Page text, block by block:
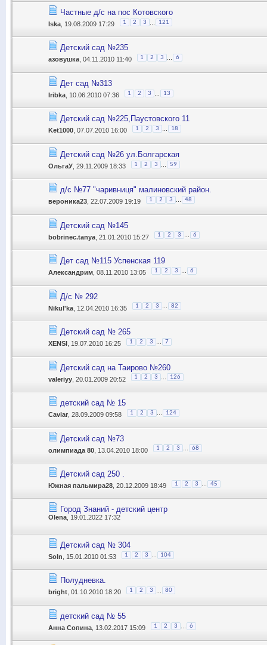
Частные д/с на пос Котовского
Iska , 19.08.2009 17:29 1 2 3 121
Детский сад №235
азовушка , 04.11.2010 11:40 1 2 3 6
Дет сад №313
Iribka , 10.06.2010 07:36 1 2 3 13
Детский сад №225,Паустовского 11
Ket1000 , 07.07.2010 16:00 1 2 3 18
Детский сад №26 ул.Болгарская
ОльгаУ , 29.11.2009 18:33 1 2 3 59
д/с №77 "чаривниця" малиновский район.
вероника23 , 22.07.2009 19:19 1 2 3 48
Детский сад №145
bobrinec.tanya , 21.01.2010 15:27 1 2 3 ... 6
Дет сад №115 Успенская 119
Александрим , 08.11.2010 13:05 1 2 3 6
Д/с № 292
Nikul'ka , 12.04.2010 16:35 1 2 3 ... 82
Детский сад № 265
XENSI , 19.07.2010 16:25 1 2 3 7
Детский сад на Таирово №260
valeriyy , 20.01.2009 20:52 1 2 3 126
детский сад № 15
Caviar , 28.09.2009 09:58 1 2 3 124
Детский сад №73
олимпиада 80 , 13.04.2010 18:00 1 2 3 68
Детский сад 250 .
Южная пальмира28 , 20.12.2009 18:49 1 2 3 45
Город Знаний - детский центр
Olena, 19.01.2022 17:32
Детский сад № 304
Soln , 15.01.2010 01:53 1 2 3 104
Полудневка.
bright , 01.10.2010 18:20 1 2 3 80
детский сад № 55
Анна Сопина , 13.02.2017 15:09 1 2 3 6